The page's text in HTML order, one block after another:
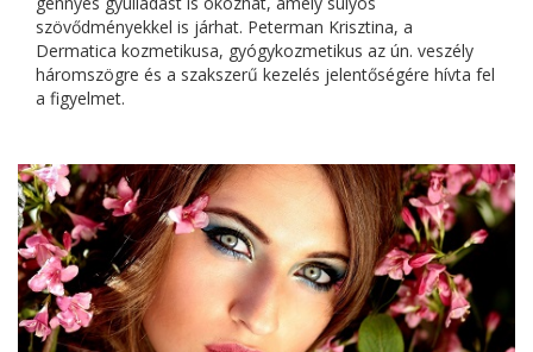
szövődményekkel is járhat. Peterman Krisztina, a
Dermatica kozmetikusa, gyógykozmetikus az ún. veszély
háromszögre és a szakszerű kezelés jelentőségére hívta fel
a figyelmet.